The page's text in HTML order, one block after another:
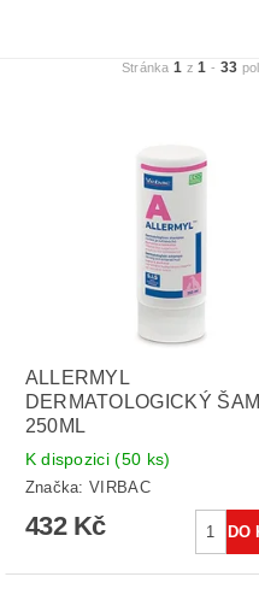
Stránka1 z1 - 33
ALLERMYL
DERMATOLOGICKÝ
250ML
K dispozici(50 ks)
Značka:VIRBAC
432 Kč